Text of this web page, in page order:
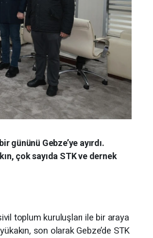
gününü Gebze’ye ayırdı.
çok sayıda STK ve dernek
toplum kuruluşları ile bir araya
son olarak Gebze’de STK